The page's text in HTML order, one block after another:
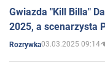
Gwiazda "Kill Billa"
2025, a scenarzysta
Rozrywka03.03.2025 09:14